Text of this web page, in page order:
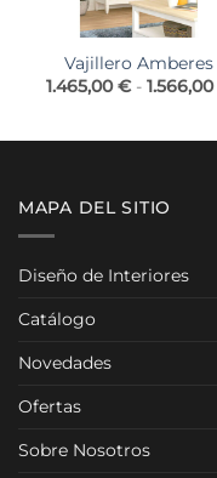
Vajillero Amberes
1.465,00€ - 1.566,00
MAPA DEL SITIO
Diseño de Interiores
Catálogo
Novedades
Ofertas
Sobre Nosotros